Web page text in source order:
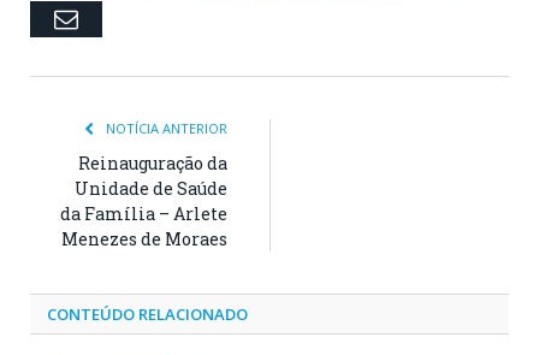
Email
NOTÍCIA ANTERIOR
Reinauguração da
Unidade de Saúde
da Família – Arlete
Menezes de Moraes
CONTEÚDO RELACIONADO